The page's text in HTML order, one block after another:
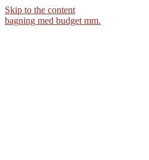
Skip to the content
bagning med budget mm.